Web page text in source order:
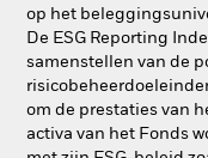
op het
De ESG Reporting
samenstellen van de
om de prestaties van
activa van het Fonds